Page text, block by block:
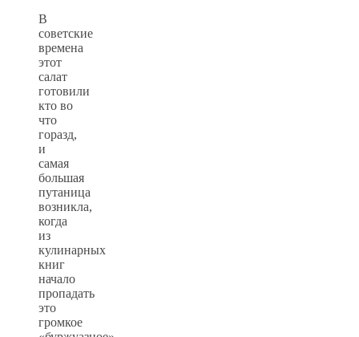
В
советские
времена
этот
салат
готовили
кто во
что
горазд,
и
самая
большая
путаница
возникла,
когда
из
кулинарных
книг
начало
пропадать
это
громкое